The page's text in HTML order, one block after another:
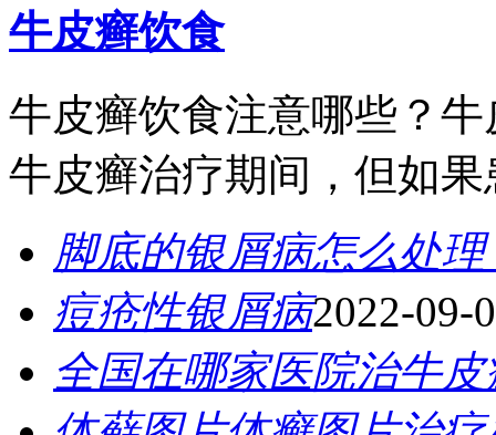
牛皮癣饮食
牛皮癣饮食注意哪些？
牛皮癣治疗期间，但如果
脚底的银屑病怎么处
痘疮性银屑病2022-09-
全国在哪家医院治牛